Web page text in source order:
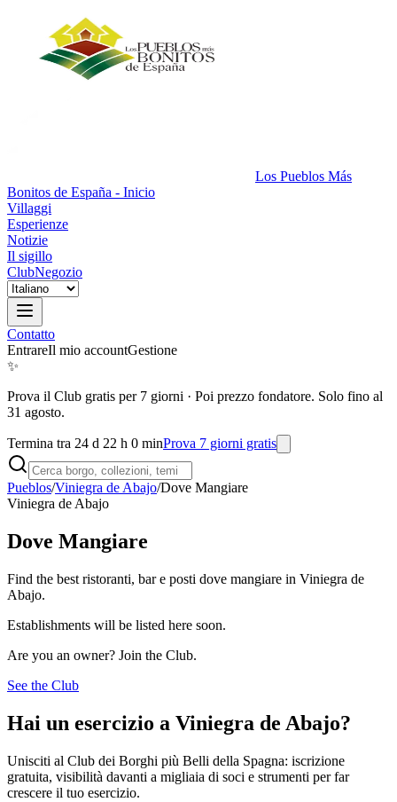
Los Pueblos Más
Bonitos de España - Inicio
Villaggi
Esperienze
Notizie
Il sigillo
ClubNegozio
Contatto
EntrareIl mio accountGestione
✨
Prova il Club gratis per 7 giorni · Poi prezzo fondatore. Solo fino al
31 agosto.
Termina tra 24 d 22 h 0 minProva 7 giorni gratis
Pueblos/Viniegra de Abajo/Dove Mangiare
Viniegra de Abajo
Dove Mangiare
Find the best ristoranti, bar e posti dove mangiare in Viniegra de
Abajo.
Establishments will be listed here soon.
Are you an owner? Join the Club.
See the Club
Hai un esercizio a Viniegra de Abajo?
Unisciti al Club dei Borghi più Belli della Spagna: iscrizione
gratuita, visibilità davanti a migliaia di soci e strumenti per far
crescere il tuo esercizio.